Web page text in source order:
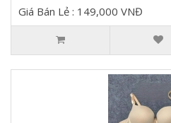
Giá Bán Lẻ : 149,000 VNĐ